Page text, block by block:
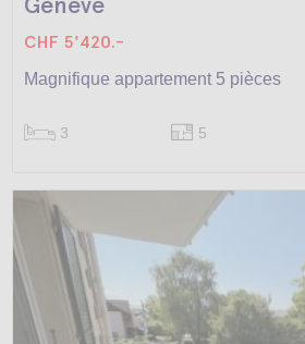
CHF 5'420.-
Magnifique appartement 5 pièces
3 5